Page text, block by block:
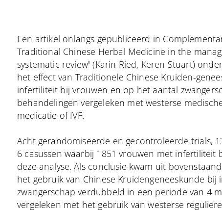
Een artikel onlangs gepubliceerd in
Traditional Chinese Herbal Medicine in the
systematic review'(Karin Ried, Keren Stuart)
het effect van Traditionele Chinese Kruiden-
infertiliteit bij vrouwen en op het aantal
behandelingen vergeleken met westerse
medicatie of IVF.
Acht gerandomiseerde en gecontroleerde trials,
6 casussen waarbij 1851 vrouwen met
deze analyse. Als conclusie kwam uit
het gebruik van Chinese Kruidengeneeskunde
zwangerschap verdubbeld in een periode van 4
vergeleken met het gebruik van westerse